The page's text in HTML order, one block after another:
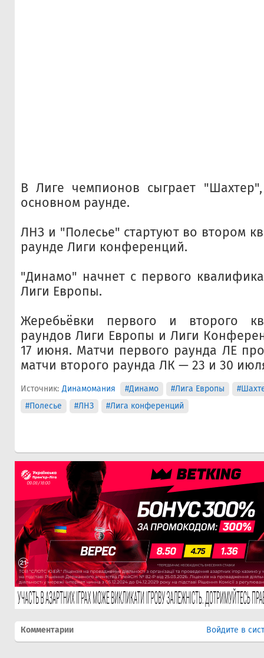
В Лиге чемпионов сыграет
основном раунде.
ЛНЗ и "Полесье" стартуют во втором
раунде Лиги конференций.
"Динамо" начнет с первого
Лиги Европы.
Жеребьёвки первого и второго
раундов Лиги Европы и Лиги
17 июня. Матчи первого раунда ЛЕ
матчи второго раунда ЛК — 23 и 30
Источник: Динамомания #Динамо #Лига Европы
#Полесье
#ЛНЗ #Лига конференций
Комментарии Войдите в